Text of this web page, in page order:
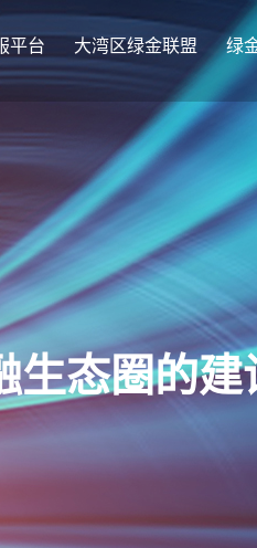
平台 大湾区绿金联盟 绿
生态圈的